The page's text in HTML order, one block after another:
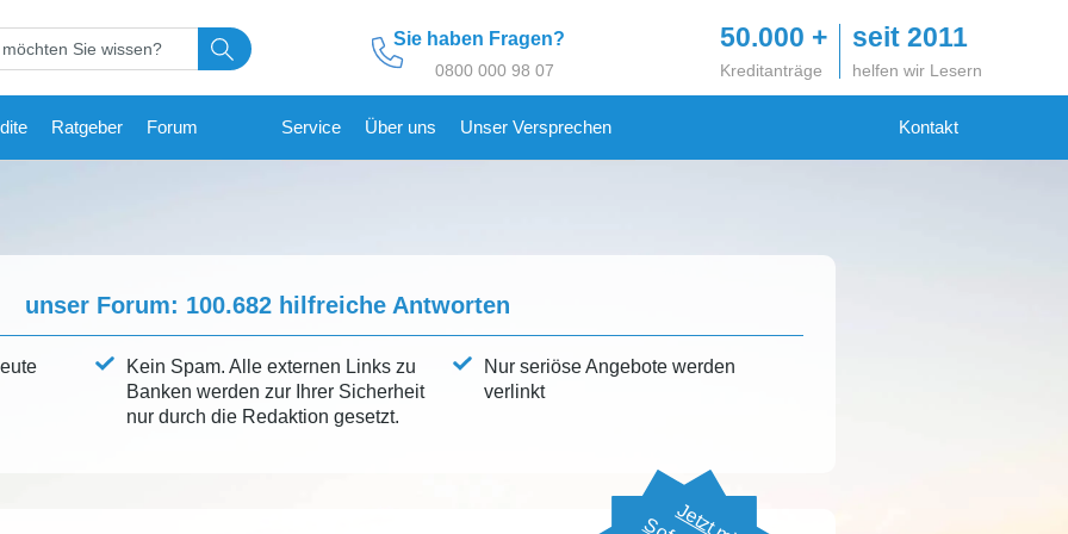
Sie haben Fragen?
0800 000 98 07
50.000 +
Kreditanträge
seit 2011
helfen wir Lesern
Ratgeber Forum Service Über uns Unser Versprechen Kontakt
unser Forum: 100.682hilfreiche Antworten
Kein Spam. Alle externen Links zu
Banken werden zur Ihrer Sicherheit
nur durch die Redaktion gesetzt.
Nur seriöse Angebote werden
verlinkt